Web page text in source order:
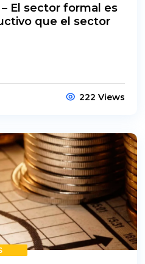
El sector formal es
que el sector
222 Views